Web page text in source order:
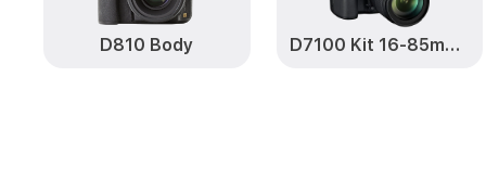
D810 Body D7100 Kit 16-85mm VR